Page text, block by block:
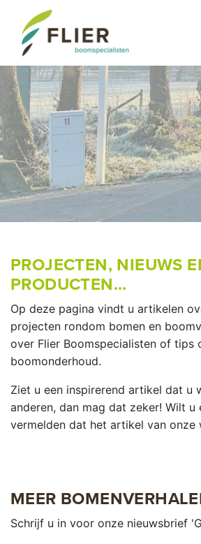
PROJECTEN, NIEUWS
PRODUCTEN...
Op deze pagina vindt u artikelen
projecten rondom bomen en
over Flier Boomspecialisten of tips
boomonderhoud.
Ziet u een inspirerend artikel dat u
anderen, dan mag dat zeker! Wilt u
vermelden dat het artikel van onze
MEER
Schrijf u in voor onze nieuwsbrief